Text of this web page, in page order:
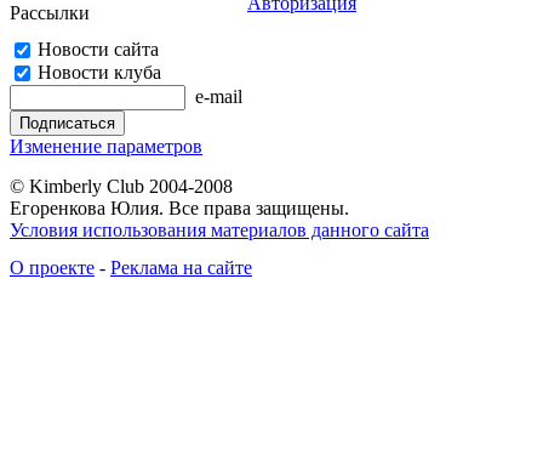
Рассылки
Новости сайта
Новости клуба
e-mail
Изменение параметров
© Kimberly Club 2004-2008
Егоренкова Юлия. Все права защищены.
Условия использования материалов данного сайта
О проекте - Реклама на сайте